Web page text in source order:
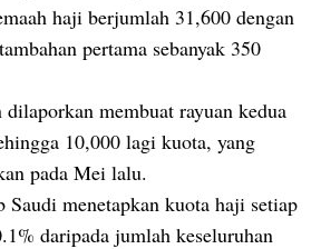
haji berjumlah 31,600 dengan
pertama sebanyak 350
membuat rayuan kedua
10,000 lagi kuota, yang
pada Mei lalu.
Saudi menetapkan kuota haji setiap
daripada jumlah keseluruhan